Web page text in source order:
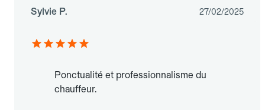
Sylvie P. 27/02/2025
Ponctualité et professionnalisme du
chauffeur.